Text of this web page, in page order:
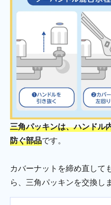
三角パッキンは、ハンドル
防ぐ部品です。
カバーナットを締め直して
ら、三角パッキンを交換し